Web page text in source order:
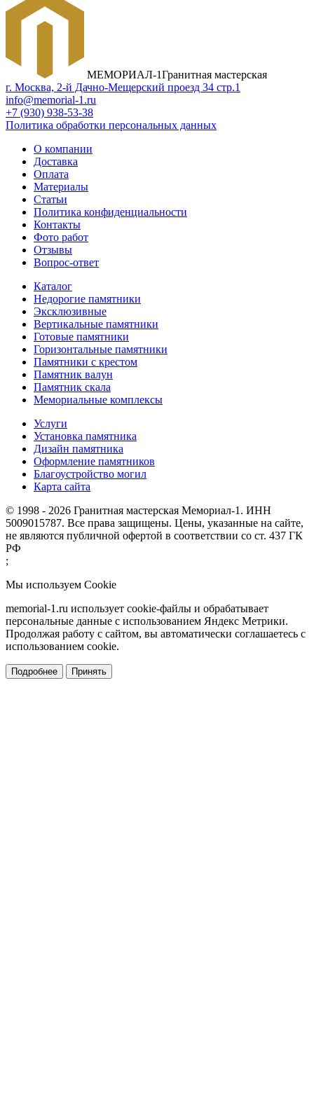
МЕМОРИАЛ-1Гранитная мастерская
г. Москва, 2-й Дачно-Мещерский проезд 34 стр.1
info@memorial-1.ru
+7 (930) 938-53-38
Политика обработки персональных данных
О компании
Доставка
Оплата
Материалы
Статьи
Политика конфиденциальности
Контакты
Фото работ
Отзывы
Вопрос-ответ
Каталог
Недорогие памятники
Эксклюзивные
Вертикальные памятники
Готовые памятники
Горизонтальные памятники
Памятники с крестом
Памятник валун
Памятник скала
Мемориальные комплексы
Услуги
Установка памятника
Дизайн памятника
Оформление памятников
Благоустройство могил
Карта сайта
© 1998 - 2026 Гранитная мастерская Мемориал-1. ИНН
5009015787. Все права защищены. Цены, указанные на сайте,
не являются публичной офертой в соответствии со ст. 437 ГК
РФ
;
Мы используем Cookie
memorial-1.ru использует cookie-файлы и обрабатывает
персональные данные с использованием Яндекс Метрики.
Продолжая работу с сайтом, вы автоматически соглашаетесь с
использованием cookie.
Подробнее Принять